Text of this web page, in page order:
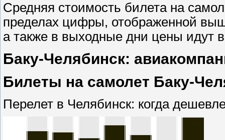
Средняя стоимость билета на
пределах цифры, отображенной
а также в выходные дни цены идут
Баку-Челябинск:
Билеты на самолет Баку-
Перелет в Челябинск: когда